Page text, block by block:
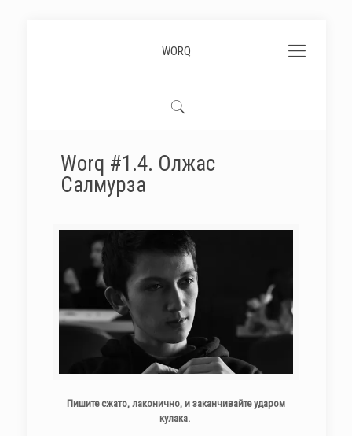
WORQ
Worq #1.4. Олжас
Салмурза
Пишите сжато, лаконично, и заканчивайте ударом
кулака.